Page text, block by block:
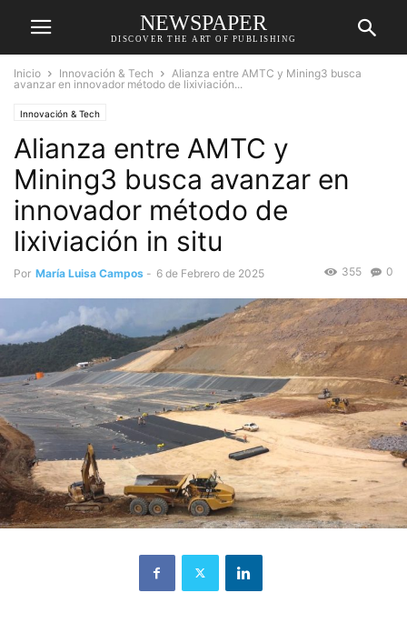
NEWSPAPER
DISCOVER THE ART OF PUBLISHING
Inicio Innovación & Tech
Alianza entre AMTC y Mining3 busca
avanzar en innovador método de lixiviación...
Innovación & Tech
Alianza entre AMTC y
Mining3 busca avanzar en
innovador método de
lixiviación in situ
Por María Luisa Campos - 6 de Febrero de 2025 0
355